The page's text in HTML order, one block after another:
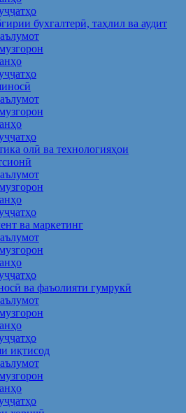
бухгалтерӣ, таҳлил ва аудит
олӣ ва технологияҳои
ва маркетинг
ва фаъолияти гумрукӣ
иқтисод